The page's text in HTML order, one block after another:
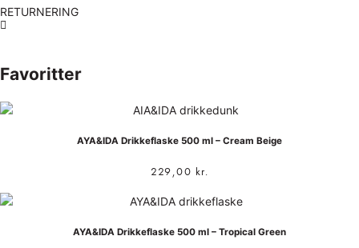
RETURNERING
Favoritter
AYA&IDA Drikkeflaske 500 ml – Cream Beige
229,00 kr.
AYA&IDA Drikkeflaske 500 ml – Tropical Green